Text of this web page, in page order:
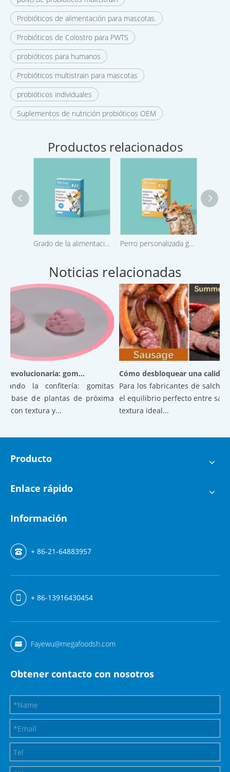
Probióticos de alimentación para mascotas.
Probióticos de Colostro para PWTS
probióticos para humanos
Probióticos multistrain para mascotas
probióticos individuales
Suplementos de nutrición probióticos OEM
Productos relacionados
Grado de la alimentación Mejorar tumor multistrain probióticos probióticos Polvo para mascotas Perro personalizada gato del gatito del perrito de la marca probióticos en polvo para la mejora de articulaciones para mascotas
Noticias relacionadas
Confitería revolucionaria: gomitas aireadas a base de plantas de próxima generación con textura y estabilidad superiores
la confitería: gomitas
base de plantas de próxima
con textura y...
Para los fabricantes de
el equilibrio perfecto entre
textura ideal...
Producto
Enlace rápido
Información
+ 86-21-64883957
+ 86-13916430454
Fayewu@megafoodsh.com
Obtener contacto con nosotros